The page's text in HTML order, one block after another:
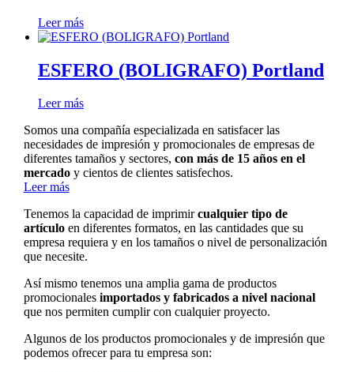
Leer más
ESFERO (BOLIGRAFO) Portland
Leer más
Somos una compañía especializada en satisfacer las
necesidades de impresión y promocionales de empresas de
diferentes tamaños y sectores, con más de 15 años en el
mercadoy cientos de clientes satisfechos.
Leer más
Tenemos la capacidad de imprimircualquier tipo de
artículoen diferentes formatos, en las cantidades que su
empresa requiera y en los tamaños o nivel de personalización
que necesite.
Así mismo tenemos una amplia gama de productos
promocionales importados y fabricados a nivel nacional
que nos permiten cumplir con cualquier proyecto.
Algunos de los productos promocionales y de impresión que
podemos ofrecer para tu empresa son: